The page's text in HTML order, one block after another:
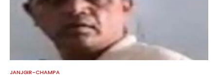
JANJGIR-CHAMPA